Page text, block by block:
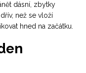
dásní, zbytky
než se vloží
hned na začátku.